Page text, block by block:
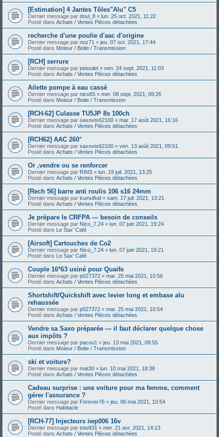
[Estimation] 4 Jantes Tôles"Alu" C5
Dernier message par doul_8 « lun. 25 oct. 2021, 11:22
Posté dans Achats / Ventes Pièces détachées
recherche d'une poulie d'aac d'origine
Dernier message par noz71 « jeu. 07 oct. 2021, 17:44
Posté dans Moteur / Boite / Transmission
[RCH] serrure
Dernier message par petoulet « ven. 24 sept. 2021, 11:03
Posté dans Achats / Ventes Pièces détachées
Ailette pompe à eau cassé
Dernier message par nico65 « mer. 08 sept. 2021, 09:26
Posté dans Moteur / Boite / Transmission
[RCH-62] Culasse TU5JP 8s 100ch
Dernier message par saxovts62100 « mar. 17 août 2021, 16:16
Posté dans Achats / Ventes Pièces détachées
[RCH62] AAC 260°
Dernier message par saxovts62100 « ven. 13 août 2021, 09:51
Posté dans Achats / Ventes Pièces détachées
Or ,vendre ou se renforcer
Dernier message par RINS « lun. 19 juil. 2021, 13:25
Posté dans Achats / Ventes Pièces détachées
[Rech 56] barre anti roulis 106 s16 24mm
Dernier message par kumufkid « sam. 17 juil. 2021, 13:21
Posté dans Achats / Ventes Pièces détachées
Je prépare le CRFPA — besoin de conseils
Dernier message par Nico_7.24 « lun. 07 juin 2021, 19:24
Posté dans Le Sax' Café
[Airsoft] Cartouches de Co2
Dernier message par Nico_7.24 « lun. 07 juin 2021, 19:21
Posté dans Le Sax' Café
Couple 16*63 usiné pour Quaife
Dernier message par p027372 « mar. 25 mai 2021, 10:56
Posté dans Achats / Ventes Pièces détachées
Shortshift/Quickshift avec levier long et embase alu
rehaussée
Dernier message par p027372 « mar. 25 mai 2021, 10:54
Posté dans Achats / Ventes Pièces détachées
Vendre sa Saxo préparée — il faut déclarer quelque chose
aux impôts ?
Dernier message par pacou1 « jeu. 13 mai 2021, 08:55
Posté dans Moteur / Boite / Transmission
ski et voiture?
Dernier message par mat30 « lun. 10 mai 2021, 18:38
Posté dans Achats / Ventes Pièces détachées
Cadeau surprise : une voiture pour ma femme, comment
gérer l'assurance ?
Dernier message par Forever76 « jeu. 06 mai 2021, 10:54
Posté dans Habitacle
[RCH-77] Injecteurs iwp006 16v
Dernier message par toto931 « mer. 21 avr. 2021, 14:13
Posté dans Achats / Ventes Pièces détachées